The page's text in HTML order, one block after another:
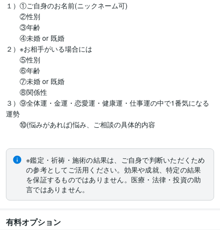
１）①ご自身のお名前(ニックネーム可)
②性別
③年齢
④未婚 or 既婚
２）※お相手がいる場合には
⑤性別
⑥年齢
⑦未婚 or 既婚
⑧関係性
３）⑨全体運・金運・恋愛運・健康運・仕事運の中で1番気になる
運勢
⑩(悩みがあれば)悩み、ご相談の具体的内容
※鑑定・祈祷・施術の結果は、ご自身で判断いただくため
の参考としてご活用ください。効果や成就、特定の結果
を保証するものではありません。医療・法律・投資の助
言ではありません。
有料オプション